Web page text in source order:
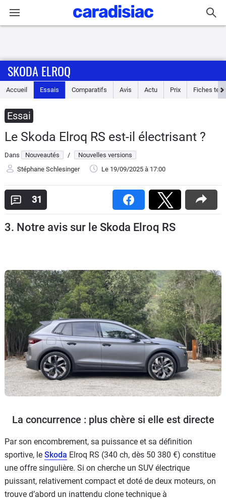
Accueil
Essais
Guide
d'achat
Electriques
Utilitaires
Services
Forum
Moto
Marques
SKODA ELROQ
Accueil Essais Comparatifs Avis Actu Prix Fiches
Essai
Le Skoda Elroq RS est-il électrisant ?
Dans Nouveautés /
Nouvelles versions
Stéphane Schlesinger
Le 19/09/2025 à 17:00
31
3. Notre avis sur le Skoda Elroq RS
La concurrence : plus chère si elle est directe
Par son encombrement, sa puissance et sa définition
sportive, le Skoda Elroq RS (340 ch, dès 50 380 €) constitue
une offre singulière. Si on cherche un SUV électrique
puissant, relativement compact et doté de deux moteurs, on
trouve d’abord un inattendu clone technique à